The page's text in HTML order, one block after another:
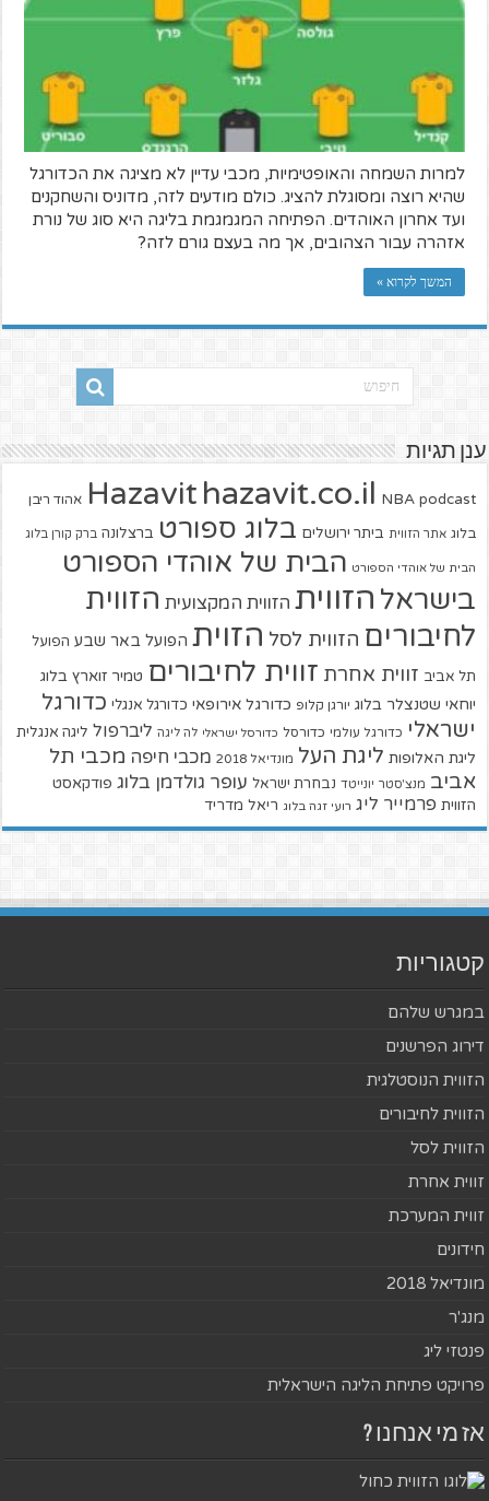
למרות השמחה והאופטימיות, מכבי עדיין לא מציגה את הכדורגל
שהיא רוצה ומסוגלת להציג. כולם מודעים לזה, מדוניס והשחקנים
ועד אחרון האוהדים. הפתיחה המגמגמת בליגה היא סוג של נורת
אזהרה עבור הצהובים, אך מה בעצם גורם לזה?
המשך לקרוא »
ענן תגיות
Hazavit hazavit.co.il NBA podcast אהוד ריבן
בלוג אתר הזווית ביתר ירושלים בלוג ספורט ברצלונה ברק קורן בלוג
הבית של אוהדי הספורט הבית של אוהדי הספורט
בישראל הזווית הזווית המקצועית הזווית
לחיבורים הזווית לסל הזוית הפועל באר שבע הפועל
תל אביב זווית אחרת זווית לחיבורים טמיר זוארץ בלוג
יוחאי שטנצלר בלוג יורגן קלופ כדורגל אירופאי כדורגל אנגלי כדורגל
ישראלי כדורגל עולמי כדורסל כדורסל ישראלי לה ליגה ליברפול ליגה אנגלית
ליגת האלופות ליגת העל מונדיאל 2018 מכבי חיפה מכבי תל
אביב מנצ'סטר יונייטד נבחרת ישראל עופר גולדמן בלוג פודקאסט
הזווית פרמייר ליג רועי זגה בלוג ריאל מדריד
קטגוריות
במגרש שלהם
דירוג הפרשנים
הזווית הנוסטלגית
הזווית לחיבורים
הזווית לסל
זווית אחרת
זווית המערכת
חידונים
מונדיאל 2018
מנג'ר
פנטזי ליג
פרויקט פתיחת הליגה הישראלית
אז מי אנחנו ?